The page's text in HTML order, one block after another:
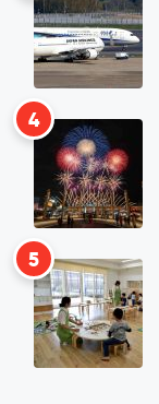
4
5